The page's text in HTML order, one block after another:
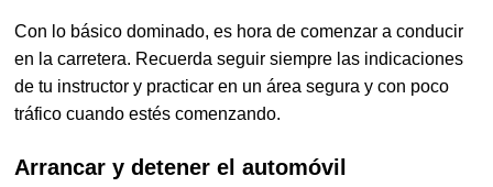
Con lo básico dominado, es hora de comenzar a conducir
en la carretera. Recuerda seguir siempre las indicaciones
de tu instructor y practicar en un área segura y con poco
tráfico cuando estés comenzando.
Arrancar y detener el automóvil